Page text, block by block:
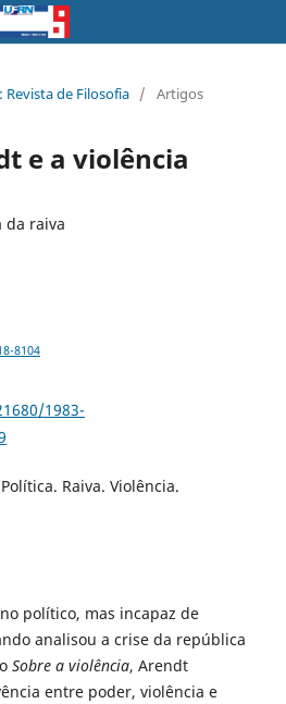
Revista de Filosofia / Artigos
e a violência
da raiva
8104
1983-
Raiva. Violência.
político, mas incapaz de
analisou a crise da república
Sobre a violência, Arendt
entre poder, violência e